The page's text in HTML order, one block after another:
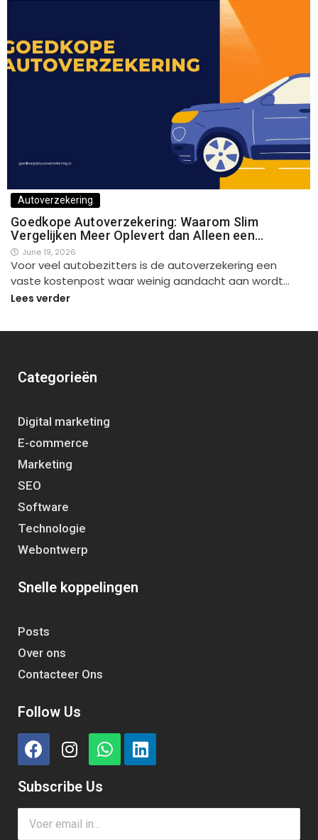
Autoverzekering
Goedkope Autoverzekering: Waarom Slim
Vergelijken Meer Oplevert dan Alleen een…
June 19, 2026
Voor veel autobezitters is de autoverzekering een
vaste kostenpost waar weinig aandacht aan wordt…
Lees verder
Categorieën
Digital marketing
E-commerce
Marketing
SEO
Software
Technologie
Webontwerp
Snelle koppelingen
Posts
Over ons
Contacteer Ons
Follow Us
Subscribe Us